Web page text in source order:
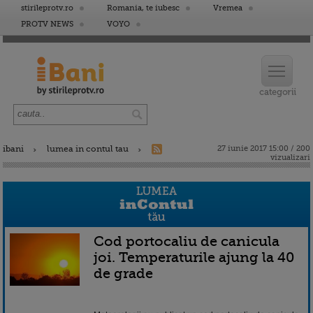
stirileprotv.ro Romania, te iubesc
Vremea
PROTV NEWS
VOYO
ibani lumea in contul tau
27 iunie 2017 15:00 / 200
vizualizari
Cod portocaliu de canicula
joi. Temperaturile ajung la 40
de grade